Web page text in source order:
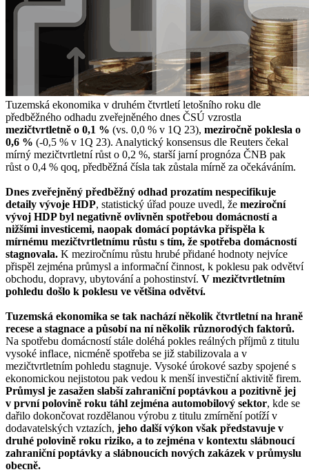
Tuzemská ekonomika v druhém čtvrtletí letošního roku dle
předběžného odhadu zveřejněného dnes ČSÚ vzrostla
mezičtvrtletně o 0,1 % (vs. 0,0 % v 1Q 23), meziročně poklesla o
0,6 % (-0,5 % v 1Q 23). Analytický konsensus dle Reuters čekal
mírný mezičtvrtletní růst o 0,2 %, starší jarní prognóza ČNB pak
růst o 0,4 % qoq, předběžná čísla tak zůstala mírně za očekáváním.
Dnes zveřejněný předběžný odhad prozatím nespecifikuje
detaily vývoje HDP, statistický úřad pouze uvedl, že meziroční
vývoj HDP byl negativně ovlivněn spotřebou domácností a
nižšími investicemi, naopak domácí poptávka přispěla k
mírnému mezičtvrtletnímu růstu s tím, že spotřeba domácností
stagnovala. K meziročnímu růstu hrubé přidané hodnoty nejvíce
přispěl zejména průmysl a informační činnost, k poklesu pak odvětví
obchodu, dopravy, ubytování a pohostinství. V mezičtvrtletním
pohledu došlo k poklesu ve většina odvětví.
Tuzemská ekonomika se tak nachází několik čtvrtletní na hraně
recese a stagnace a působí na ní několik různorodých faktorů.
Na spotřebu domácností stále doléhá pokles reálných příjmů z titulu
vysoké inflace, nicméně spotřeba se již stabilizovala a v
mezičtvrtletním pohledu stagnuje. Vysoké úrokové sazby spojené s
ekonomickou nejistotou pak vedou k menší investiční aktivitě firem.
Průmysl je zasažen slabší zahraniční poptávkou a pozitivně jej
v první polovině roku táhl zejména automobilový sektor, kde se
dařilo dokončovat rozdělanou výrobu z titulu zmírnění potíží v
dodavatelských vztazích, jeho další výkon však představuje v
druhé polovině roku riziko, a to zejména v kontextu slábnoucí
zahraniční poptávky a slábnoucích nových zakázek v průmyslu
obecně.